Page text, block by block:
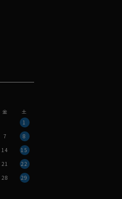
金
土
1
7
8
14
15
21
22
28
29